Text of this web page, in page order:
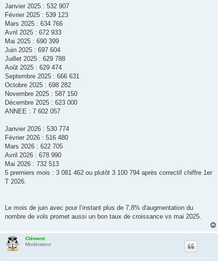
Janvier 2025 : 532 907
Février 2025 : 539 123
Mars 2025 : 634 766
Avril 2025 : 672 933
Mai 2025 : 690 399
Juin 2025 : 697 604
Juillet 2025 : 629 788
Août 2025 : 629 474
Septembre 2025 : 666 631
Octobre 2025 : 698 282
Novembre 2025 : 587 150
Décembre 2025 : 623 000
ANNEE : 7 602 057
Janvier 2026 : 530 774
Février 2026 : 516 480
Mars 2026 : 622 705
Avril 2026 : 678 990
Mai 2026 : 732 513
5 premiers mois : 3 081 462 ou plutôt 3 100 794 après correctif chiffre 1er
T 2026.
Le mois de juin avec pour l’instant plus de 7,8% d'augmentation du
nombre de vols promet aussi un bon taux de croissance vs mai 2025.
Clément
Modérateur